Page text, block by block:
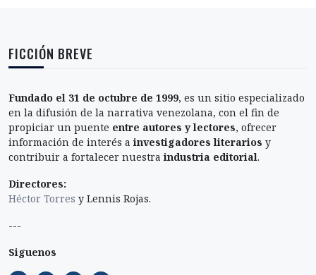
FICCIÓN BREVE
Fundado el 31 de octubre de 1999, es un sitio especializado
en la difusión de la narrativa venezolana, con el fin de
propiciar un puente entre autores y lectores, ofrecer
información de interés ainvestigadores literarios y
contribuir a fortalecer nuestraindustria editorial.
Directores:
Héctor Torres y Lennis Rojas.
---
Siguenos